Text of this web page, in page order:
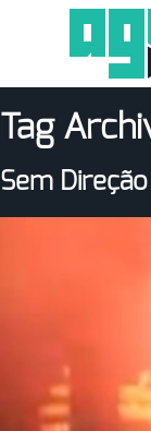
Tag
Sem Direção